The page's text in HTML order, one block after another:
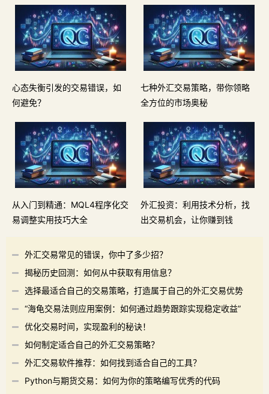
心态失衡引发的交易错误，如
何避免？
七种外汇交易策略，带你领略
全方位的市场奥秘
从入门到精通：MQL4程序化交
易调整实用技巧大全
外汇投资：利用技术分析，找
出交易机会，让你赚到钱
外汇交易常见的错误，你中了多少招？
揭秘历史回测：如何从中获取有用信息？
选择最适合自己的交易策略，打造属于自己的外汇交易优势
“海龟交易法则应用案例：如何通过趋势跟踪实现稳定收益”
优化交易时间，实现盈利的秘诀！
如何制定适合自己的外汇交易策略？
外汇交易软件推荐：如何找到适合自己的工具？
Python与期货交易：如何为你的策略编写优秀的代码